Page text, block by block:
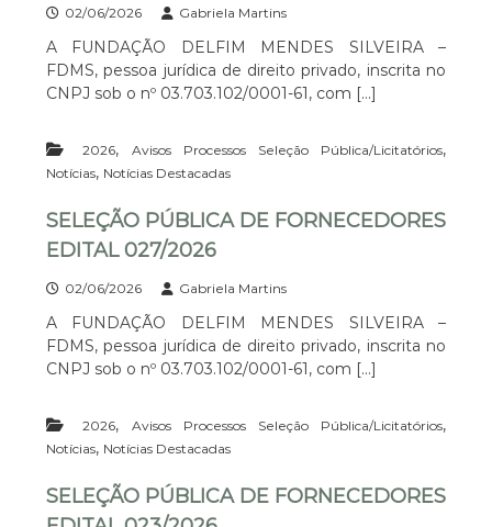
02/06/2026 Gabriela Martins
A FUNDAÇÃO DELFIM MENDES SILVEIRA –
FDMS, pessoa jurídica de direito privado, inscrita no
CNPJ sob o nº 03.703.102/0001-61, com […]
2026, Avisos Processos Seleção Pública/Licitatórios,
Notícias, Notícias Destacadas
SELEÇÃO PÚBLICA DE FORNECEDORES
EDITAL 027/2026
02/06/2026 Gabriela Martins
A FUNDAÇÃO DELFIM MENDES SILVEIRA –
FDMS, pessoa jurídica de direito privado, inscrita no
CNPJ sob o nº 03.703.102/0001-61, com […]
2026, Avisos Processos Seleção Pública/Licitatórios,
Notícias, Notícias Destacadas
SELEÇÃO PÚBLICA DE FORNECEDORES